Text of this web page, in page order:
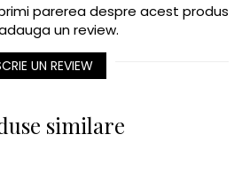
parerea despre acest produs
un review.
UN REVIEW
similare